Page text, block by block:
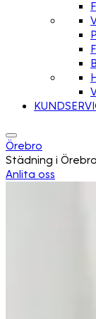
Örebro
Städning i Örebro
Anlita oss